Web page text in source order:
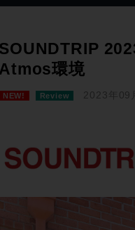
SOUNDTRIP
Atmos環境
NEW! Review 2023年09